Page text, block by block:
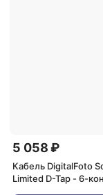
5 058 ₽
Кабель DigitalFoto
Limited D-Tap - 6-